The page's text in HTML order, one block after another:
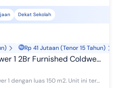
Dekat Sekolah
Rp 41 Jutaan (Tenor 15 Tahun)
Furnished Coldwell Banker
Dijual Apartemen Botanica, Tower 1 dengan luas 150 m2. Unit ini terdiri dari 2 kamar tidur, 2 kamar mandi, maid area. Unit ini terletak di lantai t...